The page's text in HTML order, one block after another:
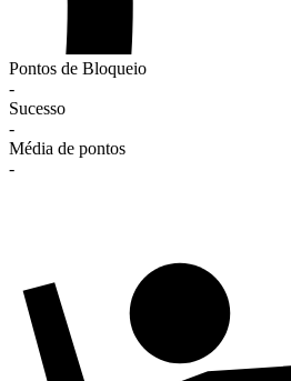
Pontos de Bloqueio
-
Sucesso
-
Média de pontos
-